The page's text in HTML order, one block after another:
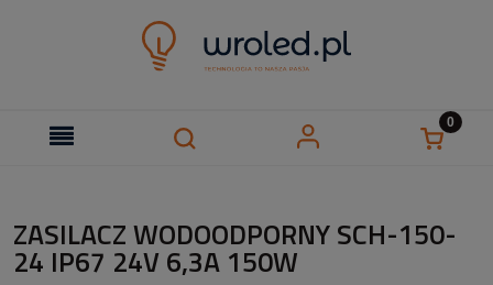
ZASILACZ WODOODPORNY SCH-150-
24 IP67 24V 6,3A 150W